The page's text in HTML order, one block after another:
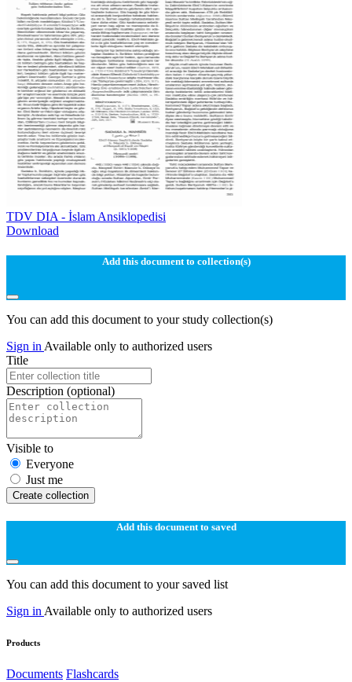
TDV DIA - İslam Ansiklopedisi
Download
Add this document to collection(s)
You can add this document to your study collection(s)
Sign in Available only to authorized users
Title
Description (optional)
Visible to
Everyone
Just me
Create collection
Add this document to saved
You can add this document to your saved list
Sign in Available only to authorized users
Products
Documents Flashcards